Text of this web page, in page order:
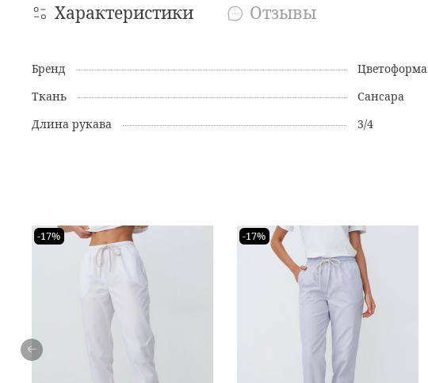
Характеристики Отзывы
Бренд Цветоформа
Ткань
Сансара
Длина рукава
3/4
-17% -17%